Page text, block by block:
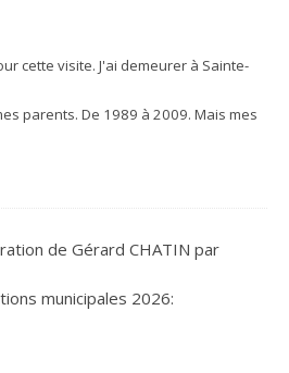
cette visite. J'ai demeurer à Sainte-
parents. De 1989 à 2009. Mais mes
de Gérard CHATIN par
municipales 2026: